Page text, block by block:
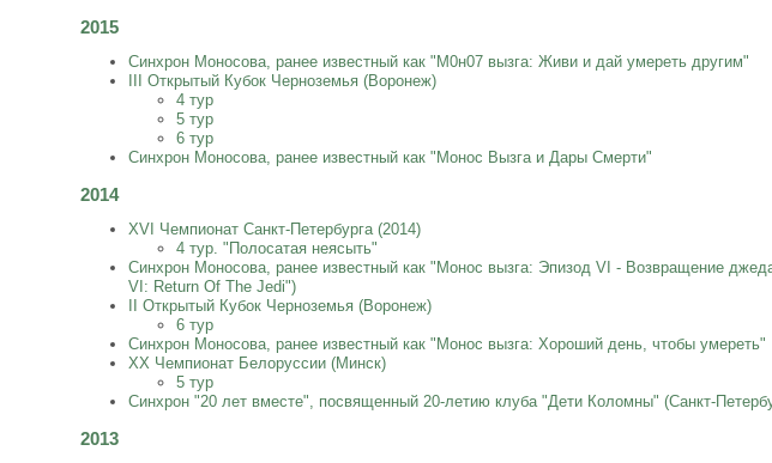
2015
Синхрон Моносова, ранее известный как "М0н07 вызга: Живи и дай умереть другим"
III Открытый Кубок Черноземья (Воронеж)
4 тур
5 тур
6 тур
Синхрон Моносова, ранее известный как "Монос Вызга и Дары Смерти"
2014
XVI Чемпионат Санкт-Петербурга (2014)
4 тур. "Полосатая неясыть"
Синхрон Моносова, ранее известный как "Монос вызга: Эпизод VI - Возвращение
VI: Return Of The Jedi")
II Открытый Кубок Черноземья (Воронеж)
6 тур
Синхрон Моносова, ранее известный как "Монос вызга: Хороший день, чтобы умереть"
XX Чемпионат Белоруссии (Минск)
5 тур
Синхрон "20 лет вместе", посвященный 20-летию клуба "Дети Коломны" (Санкт-
2013